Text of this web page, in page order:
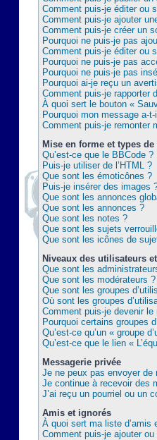
Comment puis-je éditer ou
Comment puis-je ajouter
Comment puis-je créer un
Pourquoi ne puis-je pas
Comment puis-je éditer ou
Pourquoi ne puis-je pas
Pourquoi ne puis-je pas
Pourquoi ai-je reçu un
Comment puis-je rapporter
À quoi sert le bouton «
Pourquoi mon message a-
Comment puis-je remonter
Mise en forme et types
Qu’est-ce que le BBCode ?
Puis-je utiliser de l’HTML ?
Que sont les émoticônes ?
Puis-je insérer des images
Que sont les annonces
Que sont les annonces ?
Que sont les notes ?
Que sont les sujets
Que sont les icônes de
Niveaux des utilisateurs
Que sont les
Que sont les modérateurs ?
Que sont les groupes
Où sont les groupes
Comment puis-je devenir le
Pourquoi certains groupes
Qu’est-ce qu’un « groupe
Qu’est-ce que le lien «
Messagerie privée
Je ne peux pas envoyer de
Je continue à recevoir des
J’ai reçu un pourriel ou un
Amis et ignorés
À quoi sert ma liste d’amis
Comment puis-je ajouter